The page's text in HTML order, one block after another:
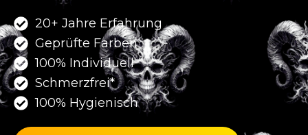
20+ Jahre Erfahrung
Geprüfte Farben
100% Individuell
Schmerzfrei*
100% Hygienisch